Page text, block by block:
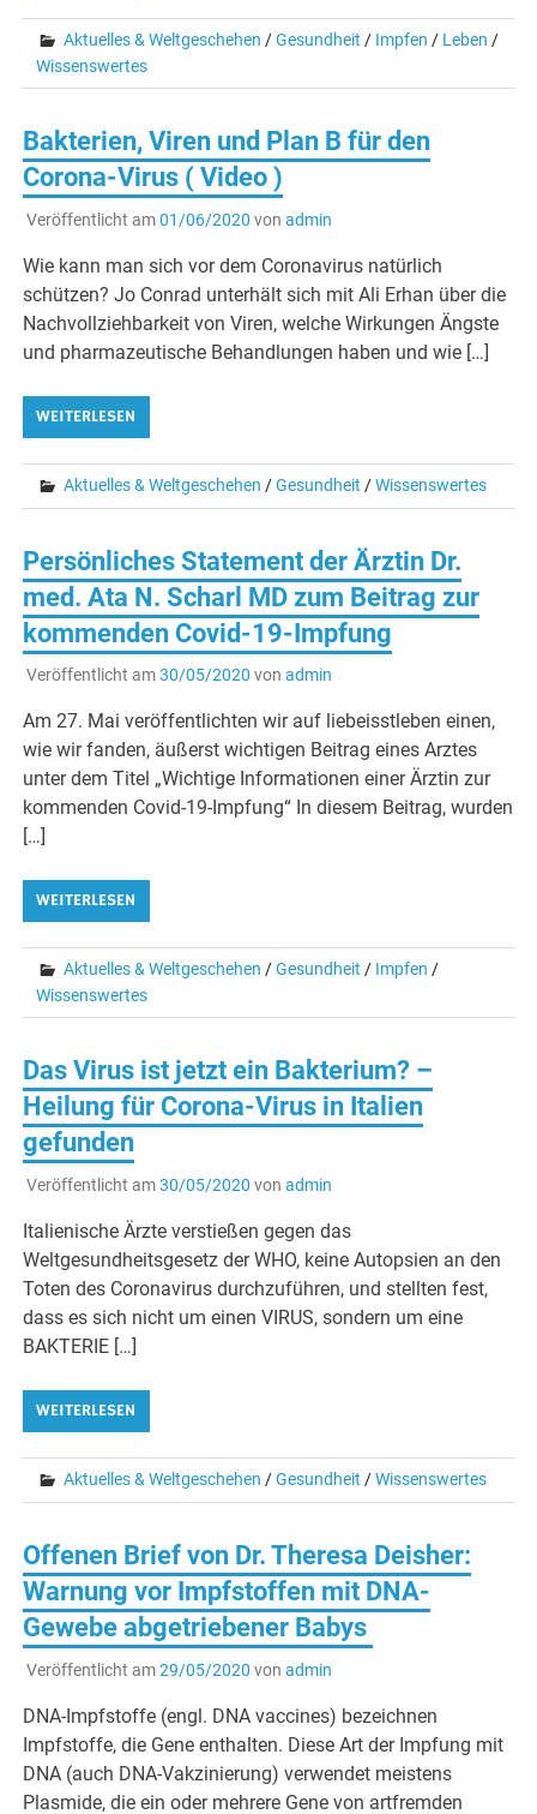
Aktuelles & Weltgeschehen /Gesundheit / Impfen / Leben /
Wissenswertes
Bakterien, Viren und Plan B für den
Corona-Virus ( Video )
Veröffentlicht am01/06/2020 von admin
Wie kann man sich vor dem Coronavirus natürlich
schützen? Jo Conrad unterhält sich mit Ali Erhan über die
Nachvollziehbarkeit von Viren, welche Wirkungen Ängste
und pharmazeutische Behandlungen haben und wie […]
WEITERLESEN
Aktuelles & Weltgeschehen /Gesundheit /Wissenswertes
Persönliches Statement der Ärztin Dr.
med. Ata N. Scharl MD zum Beitrag zur
kommenden Covid-19-Impfung
Veröffentlicht am30/05/2020 von admin
Am 27. Mai veröffentlichten wir auf liebeisstleben einen,
wie wir fanden, äußerst wichtigen Beitrag eines Arztes
unter dem Titel „Wichtige Informationen einer Ärztin zur
kommenden Covid-19-Impfung“ In diesem Beitrag, wurden
[…]
WEITERLESEN
Aktuelles & Weltgeschehen /Gesundheit / Impfen /
Wissenswertes
Das Virus ist jetzt ein Bakterium? –
Heilung für Corona-Virus in Italien
gefunden
Veröffentlicht am30/05/2020 von admin
Italienische Ärzte verstießen gegen das
Weltgesundheitsgesetz der WHO, keine Autopsien an den
Toten des Coronavirus durchzuführen, und stellten fest,
dass es sich nicht um einen VIRUS, sondern um eine
BAKTERIE […]
WEITERLESEN
Aktuelles & Weltgeschehen /Gesundheit /Wissenswertes
Offenen Brief von Dr. Theresa Deisher:
Warnung vor Impfstoffen mit DNA-
Gewebe abgetriebener Babys
Veröffentlicht am29/05/2020 von admin
DNA-Impfstoffe (engl. DNA vaccines) bezeichnen
Impfstoffe, die Gene enthalten. Diese Art der Impfung mit
DNA (auch DNA-Vakzinierung) verwendet meistens
Plasmide, die ein oder mehrere Gene von artfremden